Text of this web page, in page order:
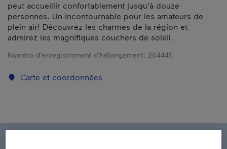
peut accueillir confortablement jusqu'à douze
personnes. Un incontournable pour les amateurs de
plein air! Découvrez les charmes de la région et
admirez les magnifiques couchers de soleil.
Numéro d’enregistrement d’hébergement : 264445
Carte et coordonnées